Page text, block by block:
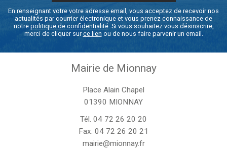
En renseignant votre votre adresse email, vous acceptez de recevoir nos
actualités par courrier électronique et vous prenez connaissance de
notre politique de confidentialité. Si vous souhaitez vous désinscrire,
merci de cliquer surce lien ou de nous faire parvenir un email.
Mairie de Mionnay
Place Alain Chapel
01390 MIONNAY
Tél. 04 72 26 20 20
Fax. 04 72 26 20 21
mairie@mionnay.fr